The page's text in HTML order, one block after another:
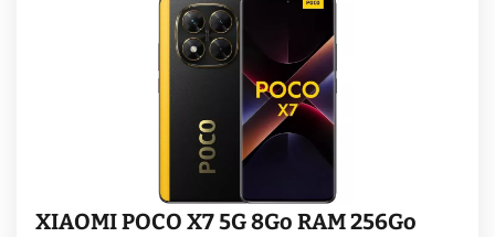
XIAOMI POCO X7 5G 8Go RAM 256Go